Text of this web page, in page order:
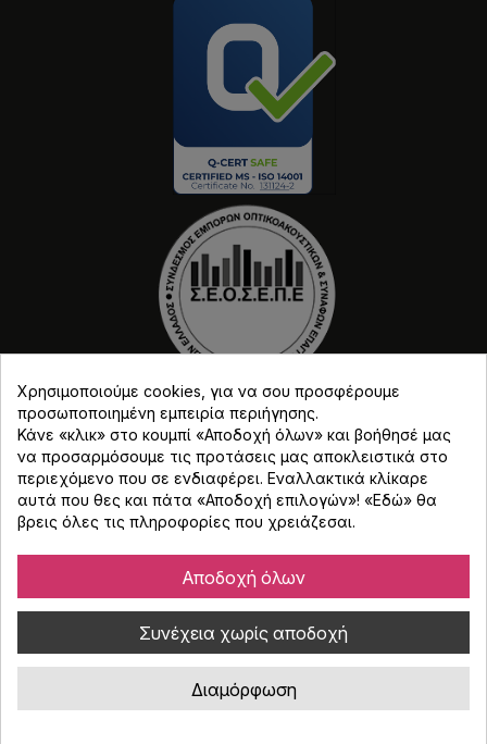
Copyright © Djmania 2026 / Οι τιμές περιλαμβάνουν
Κατασκευή eshop
Χρησιμοποιούμε cookies, για να σου προσφέρουμε
προσωποποιημένη εμπειρία περιήγησης.
Κάνε «κλικ» στο κουμπί «Αποδοχή όλων» και βοήθησέ μας
να προσαρμόσουμε τις προτάσεις μας αποκλειστικά στο
περιεχόμενο που σε ενδιαφέρει. Εναλλακτικά κλίκαρε
αυτά που θες και πάτα «Αποδοχή επιλογών»! «Εδώ» θα
βρεις όλες τις πληροφορίες που χρειάζεσαι.
Αποδοχή όλων
Συνέχεια χωρίς αποδοχή
Διαμόρφωση